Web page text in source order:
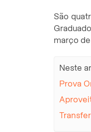
São
março
Neste
Prova